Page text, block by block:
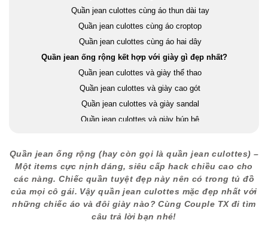
Quần jean culottes cùng áo thun dài tay
Quần jean culottes cùng áo croptop
Quần jean culottes cùng áo hai dây
Quần jean ống rộng kết hợp với giày gì đẹp nhất?
Quần jean culottes và giày thể thao
Quần jean culottes và giày cao gót
Quần jean culottes và giày sandal
Quần jean culottes và giày búp bê
Quần jean ống rộng (hay còn gọi là quần jean culottes) –
Một items cực nịnh dáng, siêu cấp hack chiều cao cho
các nàng. Chiếc quần tuyệt đẹp này nên có trong tủ đồ
của mọi cô gái. Vậy quần jean culottes mặc đẹp nhất với
những chiếc áo và đôi giày nào? Cùng Couple TX đi tìm
câu trả lời bạn nhé!